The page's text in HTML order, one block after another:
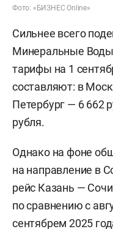
Фото: «БИЗНЕС Online»
Сильнее всего
Минеральные
тарифы на 1
составляют: в
Петербург — 6 662
рубля.
Однако на фоне
на направление в
рейс Казань —
по сравнению с
сентябрем 2025